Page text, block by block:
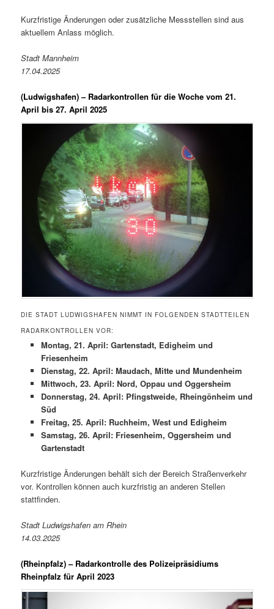
Kurzfristige Änderungen oder zusätzliche Messstellen sind aus
aktuellem Anlass möglich.
Stadt Mannheim
17.04.2025
(Ludwigshafen) – Radarkontrollen für die Woche vom 21.
April bis 27. April 2025
DIE STADT LUDWIGSHAFEN NIMMT IN FOLGENDEN STADTTEILEN
RADARKONTROLLEN VOR:
Montag, 21. April: Gartenstadt, Edigheim und
Friesenheim
Dienstag, 22. April: Maudach, Mitte und Mundenheim
Mittwoch, 23. April: Nord, Oppau und Oggersheim
Donnerstag, 24. April: Pfingstweide, Rheingönheim und
Süd
Freitag, 25. April: Ruchheim, West und Edigheim
Samstag, 26. April: Friesenheim, Oggersheim und
Gartenstadt
Kurzfristige Änderungen behält sich der Bereich Straßenverkehr
vor. Kontrollen können auch kurzfristig an anderen Stellen
stattfinden.
Stadt Ludwigshafen am Rhein
14.03.2025
(Rheinpfalz) – Radarkontrolle des Polizeipräsidiums
Rheinpfalz für April 2023